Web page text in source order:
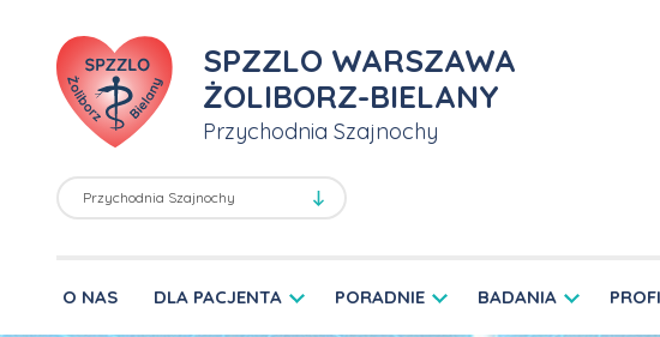
SPZZLO WARSZAWA
ŻOLIBORZ-BIELANY
Przychodnia Szajnochy
O NAS DLA PACJENTA PORADNIE BADANIA